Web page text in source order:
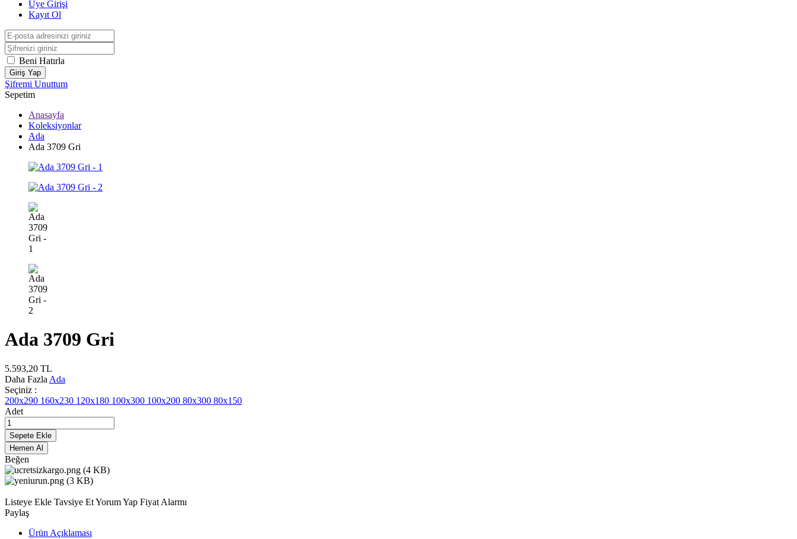
Üye Girişi
Kayıt Ol
Beni Hatırla
Giriş Yap
Şifremi Unuttum
Sepetim
Anasayfa
Koleksiyonlar
Ada
Ada 3709 Gri
Ada 3709 Gri
5.593,20 TL
Daha Fazla Ada
Seçiniz :
200x290 160x230 120x180 100x300 100x200 80x300 80x150
Adet
Sepete Ekle
Hemen Al
Beğen
Listeye Ekle Tavsiye EtYorum Yap Fiyat Alarmı
Paylaş
Ürün Açıklaması